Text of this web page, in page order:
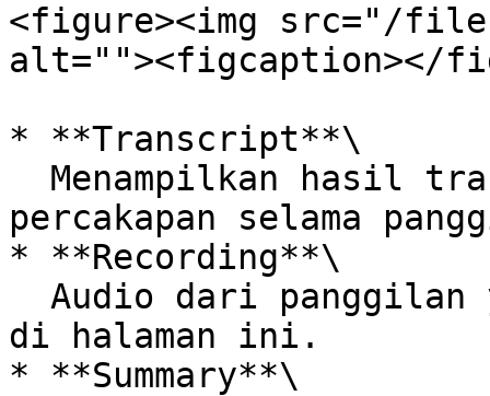
<figure><img src="/files/
alt=""><figcaption></
* **Transcript**\
percakapan selama
* **Recording**\
di halaman ini.
* **Summary**\